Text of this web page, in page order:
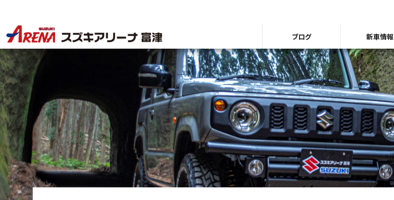
ブログ 新車情報